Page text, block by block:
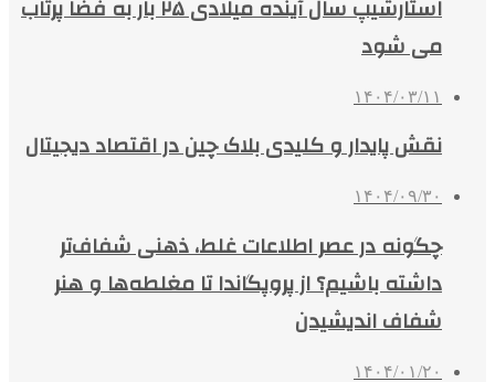
استارشیپ سال آینده میلادی ۲۵ بار به فضا پرتاب
می شود
۱۴۰۴/۰۳/۱۱
نقش پایدار و کلیدی بلاک چین در اقتصاد دیجیتال
۱۴۰۴/۰۹/۳۰
چگونه در عصر اطلاعات غلط، ذهنی شفاف‌تر
داشته باشیم؟ از پروپگاندا تا مغلطه‌ها و هنر
شفاف اندیشیدن
۱۴۰۴/۰۱/۲۰